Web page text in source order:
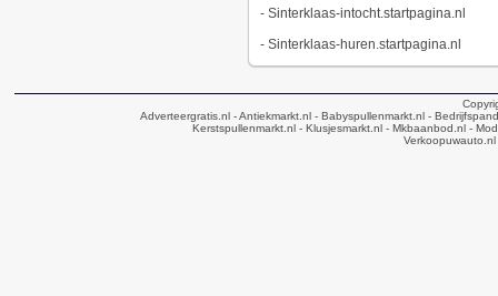
- Sinterklaas-intocht.startpagina.nl
- Sinterklaas-huren.startpagina.nl
Adverteergratis.nl - Antiekmarkt.nl - Babyspullenmarkt.nl -
Kerstspullenmarkt.nl- Klusjesmarkt.nl- Mkbaanbod.nl-
Verkoopuwauto.nl